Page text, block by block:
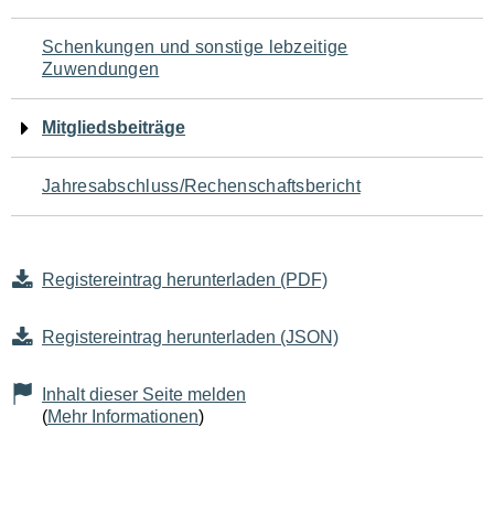
Schenkungen und sonstige lebzeitige
Zuwendungen
Mitgliedsbeiträge
Jahresabschluss/Rechenschaftsbericht
Registereintrag herunterladen (PDF)
Registereintrag herunterladen (JSON)
Inhalt dieser Seite melden
(Mehr Informationen)